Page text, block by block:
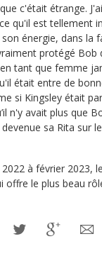
c'était étrange.
qu'il est tellement
énergie, dans la
protégé Bob
tant que femme
était entre de
si Kingsley était
n'y avait plus que
sa Rita sur
à février 2023,
offre le plus beau